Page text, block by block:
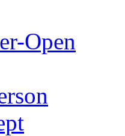
Open